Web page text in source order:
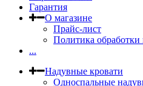
Гарантия
О магазине
Прайс-лист
Политика
...
Надувные кровати
Односпальные